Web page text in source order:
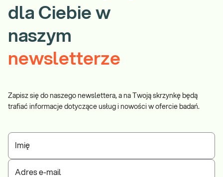
dla Ciebie w
naszym
newsletterze
Zapisz się do naszego newslettera, a na Twoją skrzynkę będą
trafiać informacje dotyczące usług i nowości w ofercie badań.
Imię
Adres e-mail